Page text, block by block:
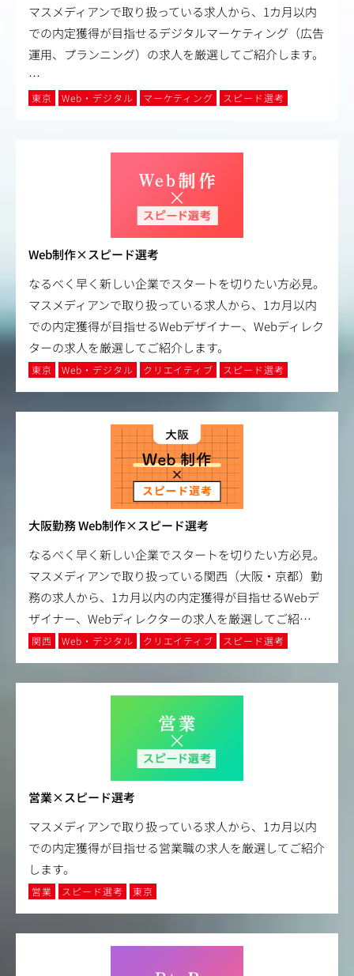
マスメディアンで取り扱っている求人から、1カ月以内
での内定獲得が目指せるデジタルマーケティング（広告
運用、プランニング）の求人を厳選してご紹介します。
…
東京 Web・デジタル マーケティング スピード選考
Web制作×スピード選考
なるべく早く新しい企業でスタートを切りたい方必見。
マスメディアンで取り扱っている求人から、1カ月以内
での内定獲得が目指せるWebデザイナー、Webディレク
ターの求人を厳選してご紹介します。
東京 Web・デジタル クリエイティブ スピード選考
大阪勤務 Web制作×スピード選考
なるべく早く新しい企業でスタートを切りたい方必見。
マスメディアンで取り扱っている関西（大阪・京都）勤
務の求人から、1カ月以内の内定獲得が目指せるWebデ
ザイナー、Webディレクターの求人を厳選してご紹…
関西 Web・デジタル クリエイティブ スピード選考
営業×スピード選考
マスメディアンで取り扱っている求人から、1カ月以内
での内定獲得が目指せる営業職の求人を厳選してご紹介
します。
営業 スピード選考 東京